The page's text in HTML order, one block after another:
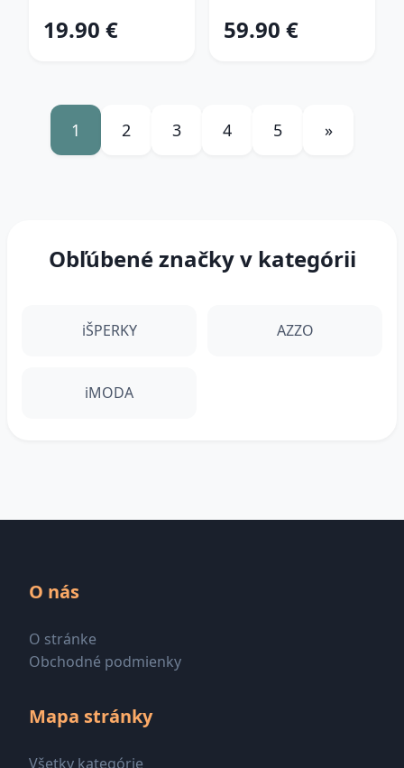
19.90 € 59.90 €
1 2 3 4 5 »
Obľúbené značky v kategórii
iŠPERKY AZZO
iMODA
O nás
O stránke
Obchodné podmienky
Mapa stránky
Všetky kategórie